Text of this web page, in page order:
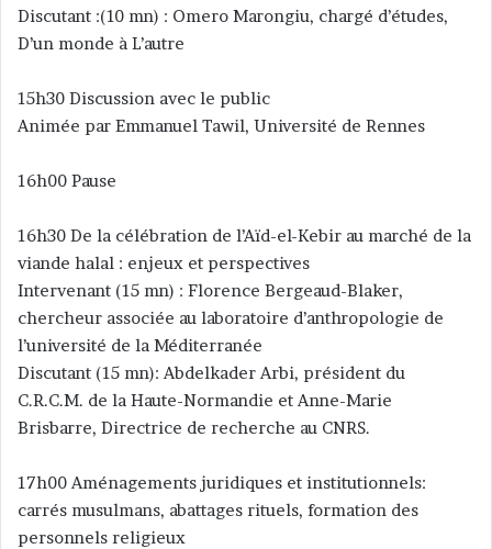
Discutant :(10 mn) : Omero Marongiu, chargé d’études,
D’un monde à L’autre
15h30 Discussion avec le public
Animée par Emmanuel Tawil, Université de Rennes
16h00 Pause
16h30 De la célébration de l’Aïd-el-Kebir au marché de la
viande halal : enjeux et perspectives
Intervenant (15 mn) : Florence Bergeaud-Blaker,
chercheur associée au laboratoire d’anthropologie de
l’université de la Méditerranée
Discutant (15 mn): Abdelkader Arbi, président du
C.R.C.M. de la Haute-Normandie et Anne-Marie
Brisbarre, Directrice de recherche au CNRS.
17h00 Aménagements juridiques et institutionnels:
carrés musulmans, abattages rituels, formation des
personnels religieux